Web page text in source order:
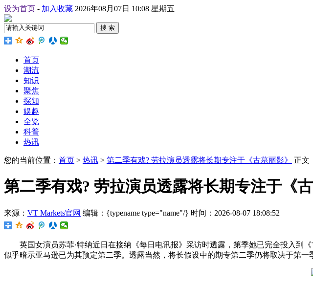
设为首页 - 加入收藏 2026年08月07日 10:08 星期五
搜 索
首页
潮流
知识
聚焦
探知
娱趣
全览
科普
热讯
您的当前位置： 首页 > 热讯 > 第二季有戏? 劳拉演员透露将长期专注于《古墓丽影》 正文
第二季有戏? 劳拉演员透露将长期专注于《古
来源： VT Markets官网 编辑：{typename type="name"/} 时间：2026-08-07 18:08:52
英国女演员苏菲·特纳近日在接纳《每日电讯报》采访时透露，第季她已完全投入到
似乎暗示亚马逊已为其预定第二季。透露当然，将长假设中的期专第二季仍将取决于第一